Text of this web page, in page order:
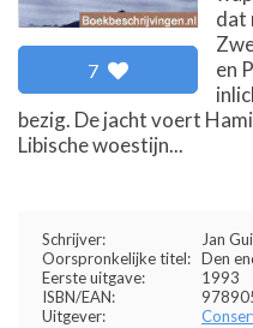
7
dat
en
bezig. De jacht voert
Libische woestijn...
Schrijver:
Jan
Oorspronkelijke titel: Den
Eerste uitgave:
1993
ISBN/EAN:
Uitgever: